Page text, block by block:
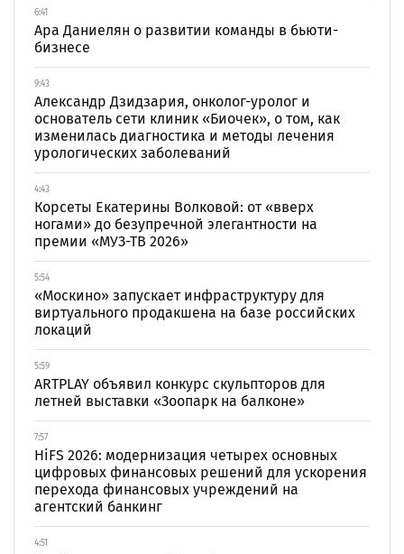
6:41
Ара Даниелян о развитии команды в бьюти-
бизнесе
9:43
Александр Дзидзария, онколог-уролог и
основатель сети клиник «Биочек», о том, как
изменилась диагностика и методы лечения
урологических заболеваний
4:43
Корсеты Екатерины Волковой: от «вверх
ногами» до безупречной элегантности на
премии «МУЗ-ТВ 2026»
5:54
«Москино» запускает инфраструктуру для
виртуального продакшена на базе российских
локаций
5:59
ARTPLAY объявил конкурс скульпторов для
летней выставки «Зоопарк на балконе»
7:57
HiFS 2026: модернизация четырех основных
цифровых финансовых решений для ускорения
перехода финансовых учреждений на
агентский банкинг
4:51